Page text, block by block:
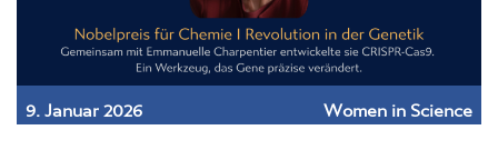
9. Januar 2026 Women in Science